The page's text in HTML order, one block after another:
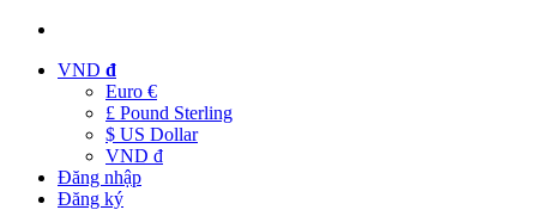
VND đ
Euro €
£ Pound Sterling
$ US Dollar
VND đ
Đăng nhập
Đăng ký